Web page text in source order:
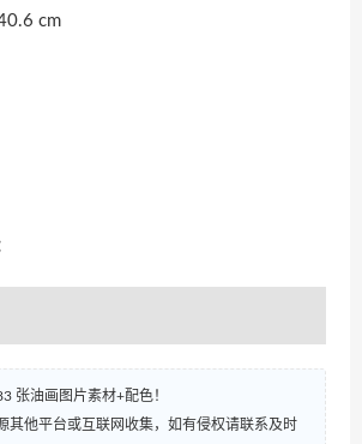
cm
张油画图片素材+配色！
其他平台或互联网收集，如有侵权请联系及时